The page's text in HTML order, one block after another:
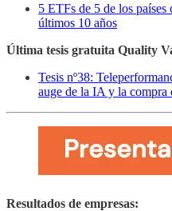
5 ETFs de 5 de los
últimos 10 años
Última tesis gratuita Quality
Tesis nº38:
auge de la IA y la compra
Resultados de empresas: